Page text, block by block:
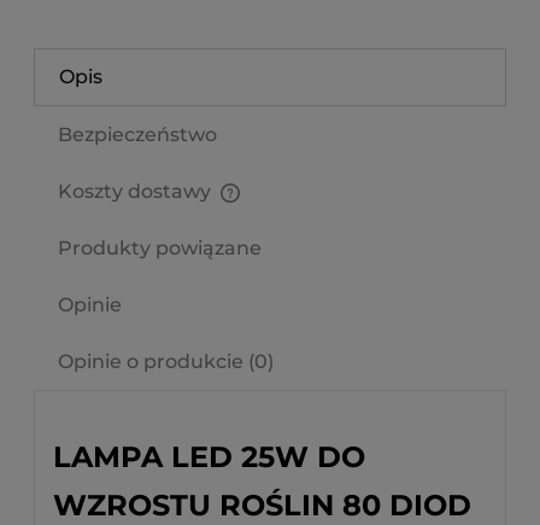
Opis
Bezpieczeństwo
Koszty dostawy
Produkty powiązane
Opinie
Opinie o produkcie (0)
LAMPA LED 25W DO
WZROSTU ROŚLIN 80 DIOD